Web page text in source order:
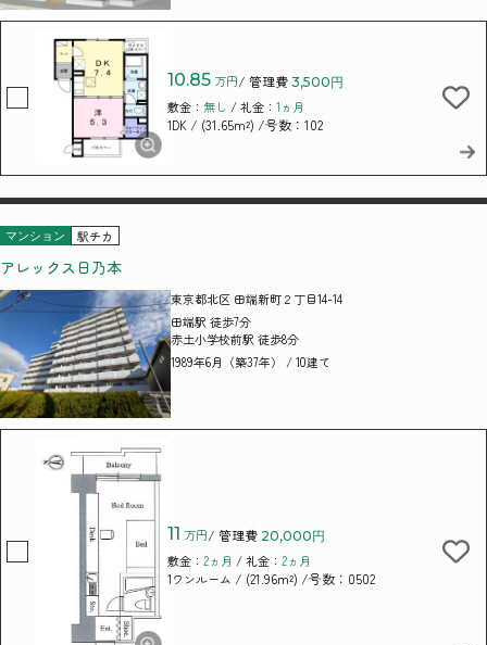
10.85 万円/ 管理費 3,500円
敷金： 無し / 礼金：1ヵ月
1DK / (31.65m²) /号数：102
マンション 駅チカ
アレックス日乃本
東京都北区 田端新町２丁目14-14
田端駅 徒歩7分
赤土小学校前駅 徒歩8分
1989年6月（築37年） / 10建て
11 万円/ 管理費 20,000円
敷金：2ヵ月 / 礼金：2ヵ月
1ワンルーム / (21.96m²) /号数：0502